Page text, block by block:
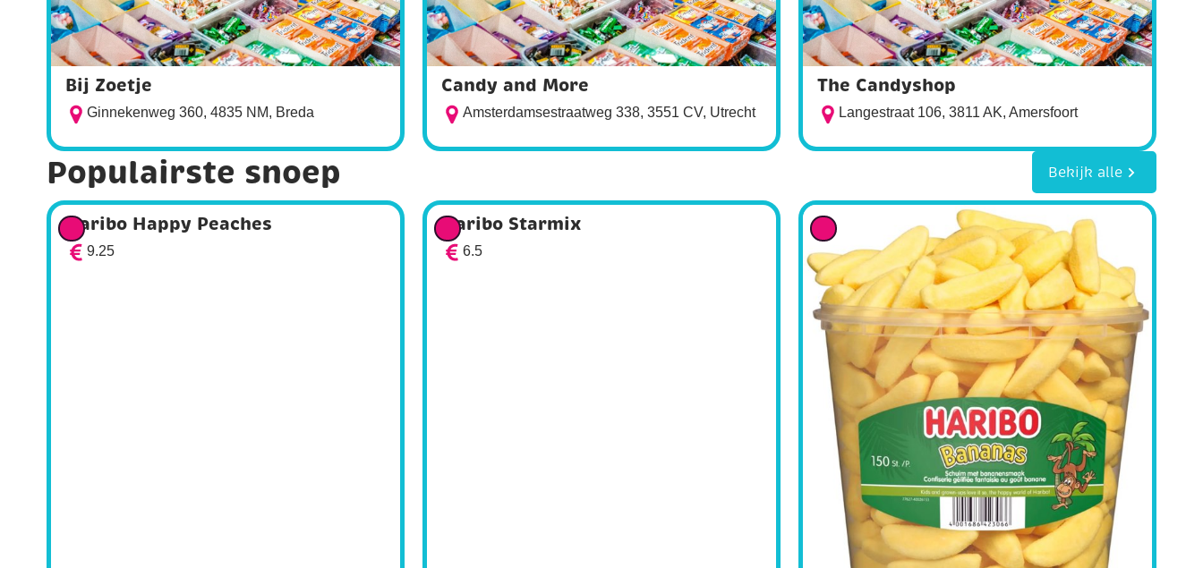
Bij Zoetje
Ginnekenweg 360, 4835 NM, Breda
Candy and More
Amsterdamsestraatweg 338, 3551 CV, Utrecht
The Candyshop
Langestraat 106, 3811 AK, Amersfoort
Populairste snoep Bekijk alle
Haribo Happy Peaches
9.25
Haribo Starmix
6.5